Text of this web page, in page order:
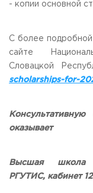
- копии основной
С более
сайте
Словацкой
scholarships-for-
оказывает
Высшая школа
РГУТИС, кабинет